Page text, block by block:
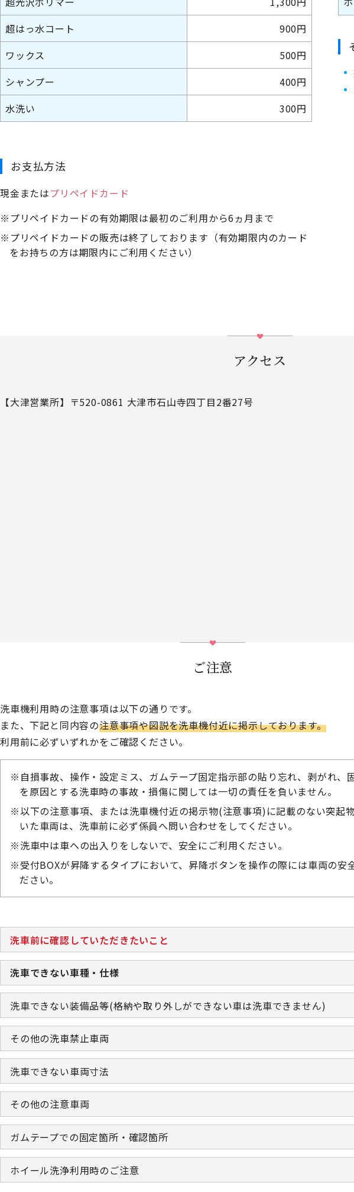
超はっ水コート
900円
ワックス
500円
シャンプー
400円
水洗い
300円
お支払方法
現金またはプリペイドカード
プリペイドカードの有効期限は最初のご利用から6ヵ月まで
プリペイドカードの販売は終了しております（有効期限内のカード
をお持ちの方は期限内にご利用ください）
アクセス
【大津営業所】 〒520-0861 大津市石山寺四丁目2番27号
ご注意
洗車機利用時の注意事項は以下の通りです。
また、下記と同内容の注意事項や図説を洗車機付近に掲示しております。
利用前に必ずいずれかをご確認ください。
自損事故、操作・設定ミス、ガムテープ固定指示部の貼り忘れ、剥がれ、
を原因とする洗車時の事故・損傷に関しては一切の責任を負いません。
以下の注意事項、または洗車機付近の掲示物(注意事項)に記載のない突起
いた車両は、洗車前に必ず係員へ問い合わせをしてください。
洗車中は車への出入りをしないで、安全にご利用ください。
受付BOXが昇降するタイプにおいて、昇降ボタンを操作の際には車両の安
ださい。
洗車前に確認していただきたいこと
洗車できない車種・仕様
洗車できない装備品等(格納や取り外しができない車は洗車できません)
その他の洗車禁止車両
洗車できない車両寸法
その他の注意車両
ガムテープでの固定箇所・確認箇所
ホイール洗浄利用時のご注意